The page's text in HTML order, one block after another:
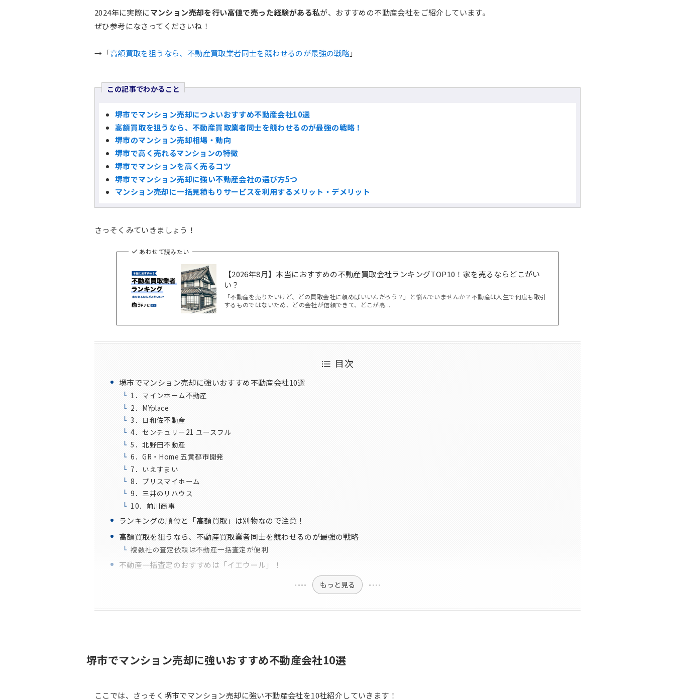
2024年に実際にマンション売却を行い高値で売った経験がある私が、おすすめの不動産会社をご紹介しています。
ぜひ参考になさってくださいね！
→「高額買取を狙うなら、不動産買取業者同士を競わせるのが最強の戦略」
この記事でわかること
堺市でマンション売却につよいおすすめ不動産会社10選
高額買取を狙うなら、不動産買取業者同士を競わせるのが最強の戦略！
堺市のマンション売却相場・動向
堺市で高く売れるマンションの特徴
堺市でマンションを高く売るコツ
堺市でマンション売却に強い不動産会社の選び方5つ
マンション売却に一括見積もりサービスを利用するメリット・デメリット
さっそくみていきましょう！
あわせて読みたい
【2026年8月】本当におすすめの不動産買取会社ランキングTOP10！家を売るならどこがい
い？
「不動産を売りたいけど、どの買取会社に頼めばいいんだろう？」と悩んでいませんか？不動産は人生で何度も取引
するものではないため、どの会社が信頼できて、どこが高...
目次
堺市でマンション売却に強いおすすめ不動産会社10選
1．マインホーム不動産
2．MYplace
3．日和佐不動産
4．センチュリー21 ユースフル
5．北野田不動産
6．GR・Home 五黄都市開発
7．いえすまい
8．ブリスマイホーム
9．三井のリハウス
10．前川商事
ランキングの順位と「高額買取」は別物なので注意！
高額買取を狙うなら、不動産買取業者同士を競わせるのが最強の戦略
複数社の査定依頼は不動産一括査定が便利
不動産一括査定のおすすめは「イエウール」！
もっと見る
堺市でマンション売却に強いおすすめ不動産会社10選
ここでは、さっそく堺市でマンション売却に強い不動産会社を10社紹介していきます！